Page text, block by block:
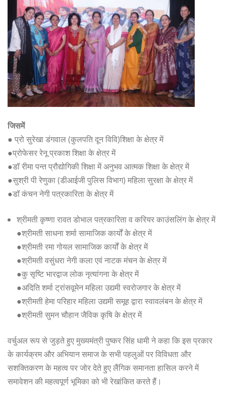
जिसमें
● प्रो सुरेखा डंगवाल (कुलपति दून विवि)शिक्षा के क्षेत्र में
●प्रोफेसर रेनू प्रकाश शिक्षा के क्षेत्र में
●डॉ रीमा पन्त प्रौद्योगिकी शिक्षा में अनुभव आत्मक शिक्षा के क्षेत्र में
●सुश्री पी रेणुका (डीआईजी पुलिस विभाग) महिला सुरक्षा के क्षेत्र में
●डॉ कंचन नेगी पत्रकारिता के क्षेत्र में
श्रीमती कृष्णा रावत डोभाल पत्रकारिता व करियर काउंसलिंग के क्षेत्र में
●श्रीमती साधना शर्मा सामाजिक कार्यों के क्षेत्र में
●श्रीमती रमा गोयल सामाजिक कार्यों के क्षेत्र में
●श्रीमती वसुंधरा नेगी कला एवं नाटक मंचन के क्षेत्र में
●कु सृष्टि भारद्वाज लोक नृत्यांगना के क्षेत्र में
●अदिति शर्मा ट्रांसवूमेन महिला उद्यमी स्वरोजगार के क्षेत्र में
●श्रीमती हेमा परिहार महिला उद्यमी समूह द्वारा स्वावलंबन के क्षेत्र में
●श्रीमती सुमन चौहान जैविक कृषि के क्षेत्र में
वर्चुअल रूप से जुड़ते हुए मुख्यमंत्री पुष्कर सिंह धामी ने कहा कि इस प्रकार
के कार्यक्रम और अभियान समाज के सभी पहलुओं पर विविधता और
सशक्तिकरण के महत्व पर जोर देते हुए लैंगिक समानता हासिल करने में
समावेशन की महत्वपूर्ण भूमिका को भी रेखांकित करते हैं।